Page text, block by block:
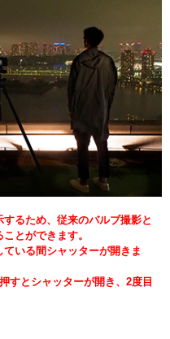
るため、従来のバルブ撮影と
とができます。
いる間シャッターが開きま
すとシャッターが開き、2度目